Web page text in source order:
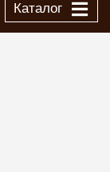
Каталог